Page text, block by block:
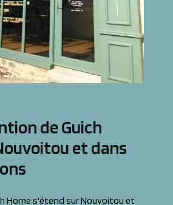
de Guich
et dans
Home s'étend sur Nouvoitou et